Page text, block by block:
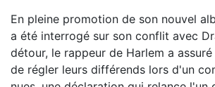
En pleine promotion de son nouvel
a été interrogé sur son conflit avec
détour, le rappeur de Harlem a
de régler leurs différends lors d'un